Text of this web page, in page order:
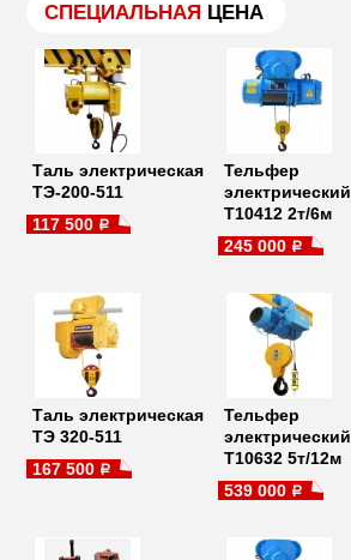
СПЕЦИАЛЬНАЯ ЦЕНА
Таль электрическая
ТЭ-200-511
117 500 a
Тельфер
электрический
Т10412 2т/6м
245 000 a
Таль электрическая
ТЭ 320-511
167 500 a
Тельфер
электрический
Т10632 5т/12м
539 000 a